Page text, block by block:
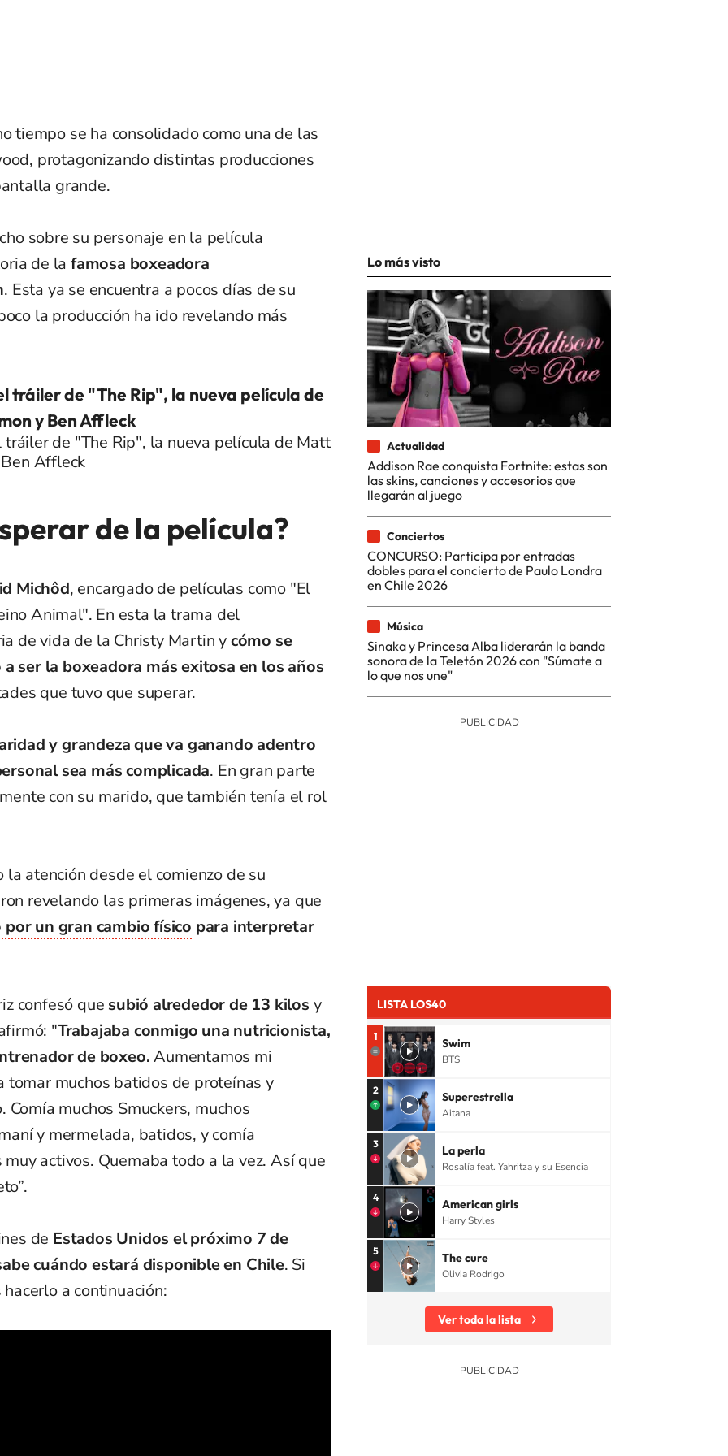
tiempo se ha consolidado como una de las
protagonizando distintas producciones
grande.
sobre su personaje en la película
de lafamosa boxeadora
. Esta ya se encuentra a pocos días de su
la producción ha ido revelando más
tráiler de "The Rip", la nueva película de
y Ben Affleck
tráiler de "The Rip", la nueva película de Matt
Affleck
de la película?
Michôd, encargado de películas como "El
Animal". En esta la trama del
de vida de la Christy Martin ycómo se
ser la boxeadora más exitosa en los años
que tuvo que superar.
y grandeza que va ganando adentro
sea más complicada. En gran parte
con su marido, que también tenía el rol
atención desde el comienzo de su
revelando las primeras imágenes, ya que
por un gran cambio físico para interpretar
confesó que subió alrededor de 13 kilos y
"Trabajaba conmigo una nutricionista,
de boxeo.Aumentamos mi
tomar muchos batidos de proteínas y
muchos Smuckers, muchos
y mermelada, batidos, y comía
activos. Quemaba todo a la vez. Así que
de Estados Unidos el próximo 7 de
cuándo estará disponible en Chile. Si
a continuación:
Lo más visto
Actualidad
Addison Rae conquista Fortnite: estas son
las skins, canciones y accesorios que
llegarán al juego
Conciertos
CONCURSO: Participa por entradas
dobles para el concierto de Paulo Londra
en Chile 2026
Música
Sinaka y Princesa Alba liderarán la banda
sonora de la Teletón 2026 con "Súmate a
lo que nos une"
LISTA LOS40
1 Swim
BTS
2 Superestrella
Aitana
3 La perla
Rosalía feat. Yahritza y su Esencia
4 American girls
Harry Styles
5 The cure
Olivia Rodrigo
Ver toda la lista